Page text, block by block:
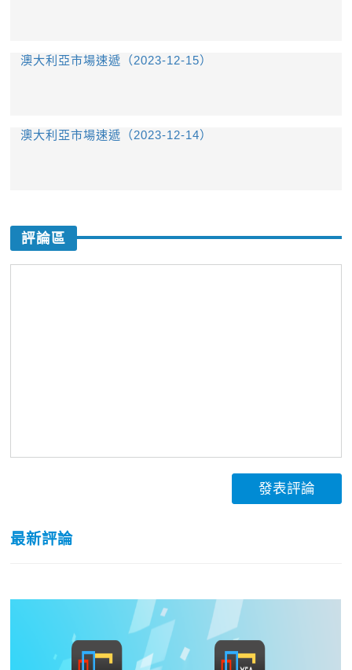
澳大利亞市場速遞（2023-12-15）
澳大利亞市場速遞（2023-12-14）
評論區
發表評論
最新評論